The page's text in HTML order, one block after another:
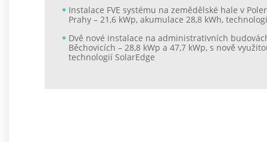
Instalace FVE systému na zemědělské hale v
Prahy – 21,6 kWp, akumulace 28,8 kWh,
Dvě nové instalace na administrativních
Běchovicích – 28,8 kWp a 47,7 kWp, s nově
technologií SolarEdge